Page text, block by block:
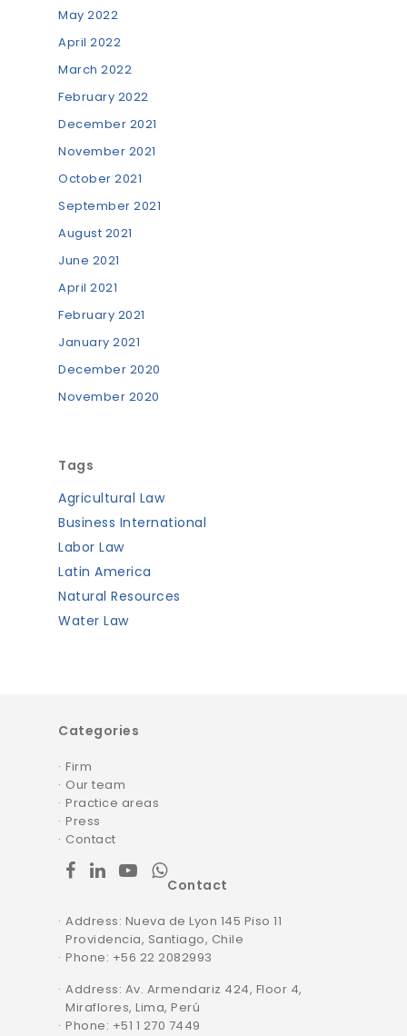
May 2022
April 2022
March 2022
February 2022
December 2021
November 2021
October 2021
September 2021
August 2021
June 2021
April 2021
February 2021
January 2021
December 2020
November 2020
Tags
Agricultural Law
Business International
Labor Law
Latin America
Natural Resources
Water Law
Categories
Firm
Our team
Practice areas
Press
Contact
facebook
linkedinyoutubewhatsapp
Contact
Address: Nueva de Lyon 145 Piso 11
Providencia, Santiago, Chile
Phone: +56 22 2082993
Address: Av. Armendariz 424, Floor 4,
Miraflores, Lima, Perú
Phone: +51 1 270 7449